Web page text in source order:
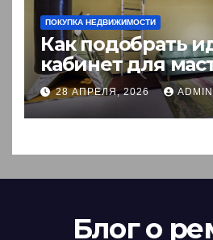
ПОКУПКА НЕДВИЖИМОСТИ
Как подобрать
кабинет для
пошаговый гид
28 АПРЕЛЯ, 2026 ADMIN
Блог о